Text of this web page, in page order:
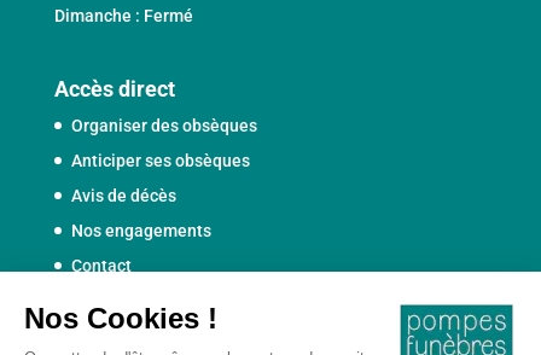
Dimanche : Fermé
Accès direct
Organiser des obsèques
Anticiper ses obsèques
Avis de décès
Nos engagements
Contact
et mentions légales